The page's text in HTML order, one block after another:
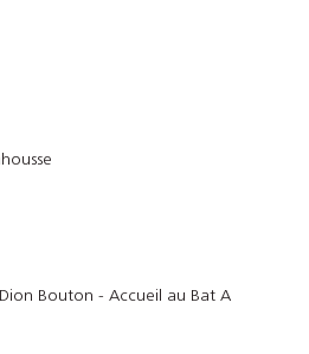
Bouton - Accueil au Bat A